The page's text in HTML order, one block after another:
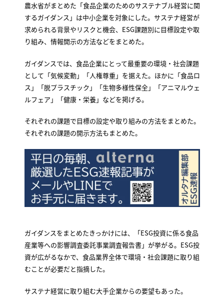
農水省がまとめた「食品企業のためのサステナブル経営に関
するガイダンス」は中小企業を対象にした。サステナ経営が
求められる背景やリスクと機会、ESG課題別に目標設定や取
り組み、情報開示の方法などをまとめた。
ガイダンスでは、食品企業にとって最重要の環境・社会課題
として「気候変動」「人権尊重」を据えた。ほかに「食品ロ
ス」「脱プラスチック」「生物多様性保全」「アニマルウェ
ルフェア」「健康・栄養」などを掲げる。
それぞれの課題で目標の設定や取り組みの方法をまとめた。
それぞれの課題の開示方法もまとめた。
ガイダンスをまとめたきっかけには、「ESG投資に係る食品
産業等への影響調査委託事業調査報告書」が挙がる。ESG投
資が広がるなかで、食品業界全体で環境・社会課題に取り組
むことが必要だと指摘した。
サステナ経営に取り組む大手企業からの要望もあった。